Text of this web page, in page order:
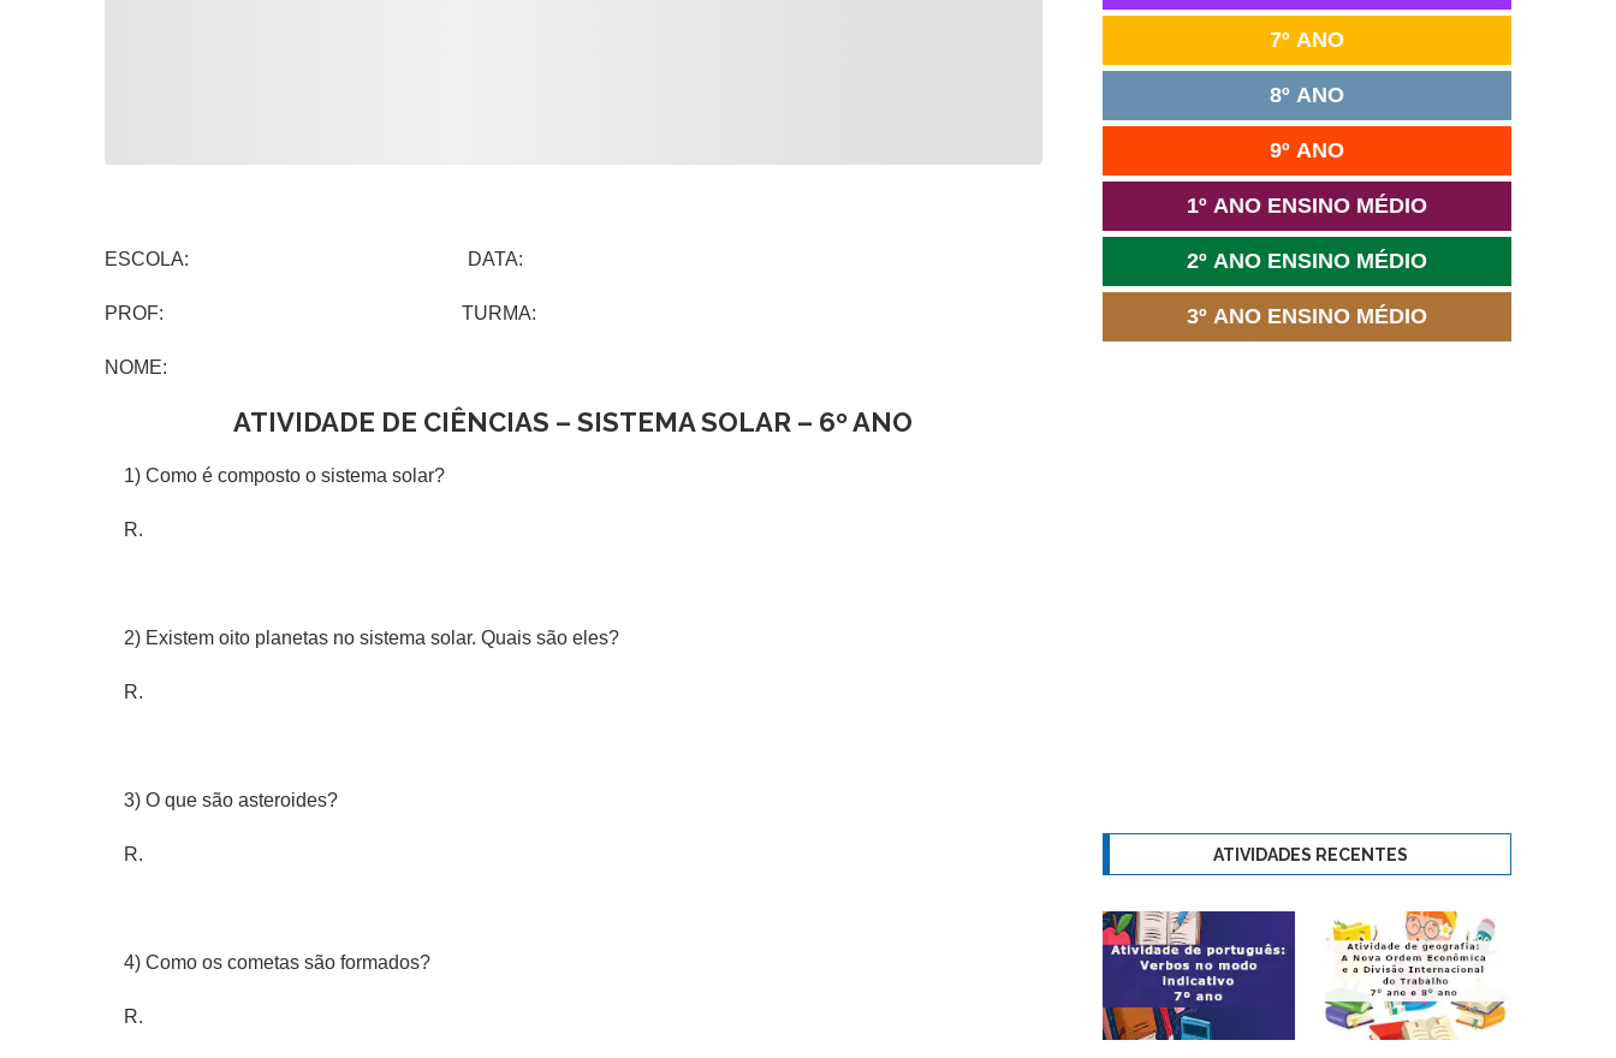
ESCOLA: DATA:
PROF: TURMA:
NOME:
ATIVIDADE DE CIÊNCIAS – SISTEMA SOLAR – 6º ANO
1) Como é composto o sistema solar?
R.
2) Existem oito planetas no sistema solar. Quais são eles?
R.
3) O que são asteroides?
R.
4) Como os cometas são formados?
R.
7º ANO
8º ANO
9º ANO
1º ANO ENSINO MÉDIO
2º ANO ENSINO MÉDIO
3º ANO ENSINO MÉDIO
ATIVIDADES RECENTES